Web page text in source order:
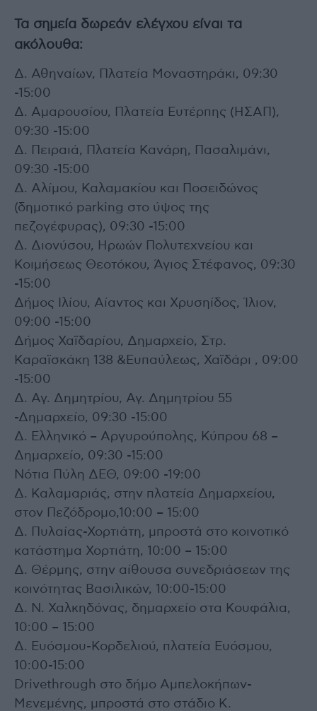
Τα σημεία δωρεάν ελέγχου είναι τα
ακόλουθα:
Δ. Αθηναίων, Πλατεία Μοναστηράκι, 09:30
-15:00
Δ. Αμαρουσίου, Πλατεία Ευτέρπης (ΗΣΑΠ),
09:30 -15:00
Δ. Πειραιά, Πλατεία Κανάρη, Πασαλιμάνι,
09:30 -15:00
Δ. Αλίμου, Καλαμακίου και Ποσειδώνος
(δημοτικό parking στο ύψος της
πεζογέφυρας), 09:30 -15:00
Δ. Διονύσου, Ηρωών Πολυτεχνείου και
Κοιμήσεως Θεοτόκου, Άγιος Στέφανος, 09:30
-15:00
Δήμος Ιλίου, Αίαντος και Χρυσηίδος, Ίλιον,
09:00 -15:00
Δήμος Χαϊδαρίου, Δημαρχείο, Στρ.
Καραϊσκάκη 138 &Ευπαύλεως, Χαϊδάρι , 09:00
-15:00
Δ. Αγ. Δημητρίου, Αγ. Δημητρίου 55
-Δημαρχείο, 09:30 -15:00
Δ. Ελληνικό – Αργυρούπολης, Κύπρου 68 –
Δημαρχείο, 09:30 -15:00
Νότια Πύλη ΔΕΘ, 09:00 -19:00
Δ. Καλαμαριάς, στην πλατεία Δημαρχείου,
στον Πεζόδρομο,10:00 – 15:00
Δ. Πυλαίας-Χορτιάτη, μπροστά στο κοινοτικό
κατάστημα Χορτιάτη, 10:00 – 15:00
Δ. Θέρμης, στην αίθουσα συνεδριάσεων της
κοινότητας Βασιλικών, 10:00-15:00
Δ. Ν. Χαλκηδόνας, δημαρχείο στα Κουφάλια,
10:00 – 15:00
Δ. Ευόσμου-Κορδελιού, πλατεία Ευόσμου,
10:00-15:00
Drivethrough στο δήμο Αμπελοκήπων-
Μενεμένης, μπροστά στο στάδιο Κ.